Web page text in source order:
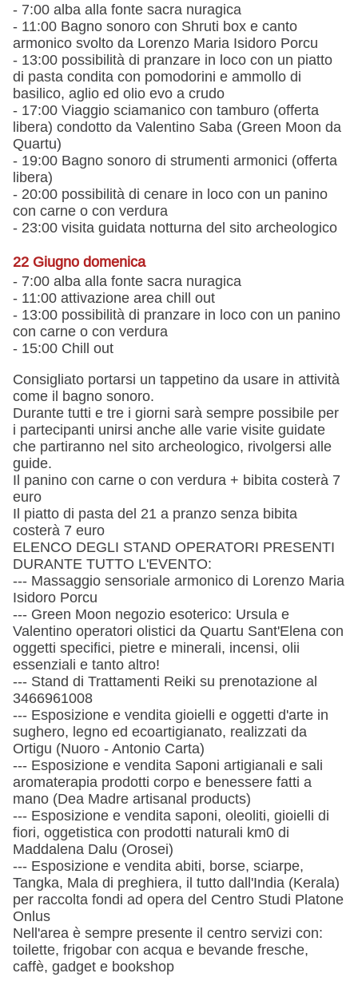
- 7:00 alba alla fonte sacra nuragica
- 11:00 Bagno sonoro con Shruti box e canto
armonico svolto da Lorenzo Maria Isidoro Porcu
- 13:00 possibilità di pranzare in loco con un piatto
di pasta condita con pomodorini e ammollo di
basilico, aglio ed olio evo a crudo
- 17:00 Viaggio sciamanico con tamburo (offerta
libera) condotto da Valentino Saba (Green Moon da
Quartu)
- 19:00 Bagno sonoro di strumenti armonici (offerta
libera)
- 20:00 possibilità di cenare in loco con un panino
con carne o con verdura
- 23:00 visita guidata notturna del sito archeologico
22 Giugno domenica
- 7:00 alba alla fonte sacra nuragica
- 11:00 attivazione area chill out
- 13:00 possibilità di pranzare in loco con un panino
con carne o con verdura
- 15:00 Chill out
Consigliato portarsi un tappetino da usare in attività
come il bagno sonoro.
Durante tutti e tre i giorni sarà sempre possibile per
i partecipanti unirsi anche alle varie visite guidate
che partiranno nel sito archeologico, rivolgersi alle
guide.
Il panino con carne o con verdura + bibita costerà 7
euro
Il piatto di pasta del 21 a pranzo senza bibita
costerà 7 euro
ELENCO DEGLI STAND OPERATORI PRESENTI
DURANTE TUTTO L'EVENTO:
--- Massaggio sensoriale armonico di Lorenzo Maria
Isidoro Porcu
--- Green Moon negozio esoterico: Ursula e
Valentino operatori olistici da Quartu Sant'Elena con
oggetti specifici, pietre e minerali, incensi, olii
essenziali e tanto altro!
--- Stand di Trattamenti Reiki su prenotazione al
3466961008
--- Esposizione e vendita gioielli e oggetti d'arte in
sughero, legno ed ecoartigianato, realizzati da
Ortigu (Nuoro - Antonio Carta)
--- Esposizione e vendita Saponi artigianali e sali
aromaterapia prodotti corpo e benessere fatti a
mano (Dea Madre artisanal products)
--- Esposizione e vendita saponi, oleoliti, gioielli di
fiori, oggetistica con prodotti naturali km0 di
Maddalena Dalu (Orosei)
--- Esposizione e vendita abiti, borse, sciarpe,
Tangka, Mala di preghiera, il tutto dall'India (Kerala)
per raccolta fondi ad opera del Centro Studi Platone
Onlus
Nell'area è sempre presente il centro servizi con:
toilette, frigobar con acqua e bevande fresche,
caffè, gadget e bookshop